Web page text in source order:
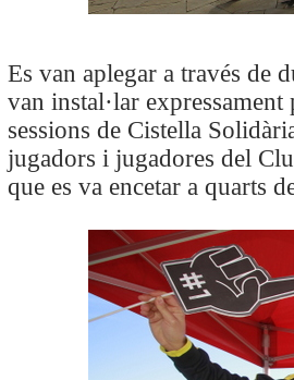
Es van aplegar a través de
van instal·lar
sessions de Cistella
jugadors i jugadores del
que es va encetar a quarts